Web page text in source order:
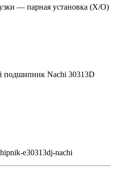
— парная установка (X/O)
подшипник Nachi 30313D
e30313dj-nachi